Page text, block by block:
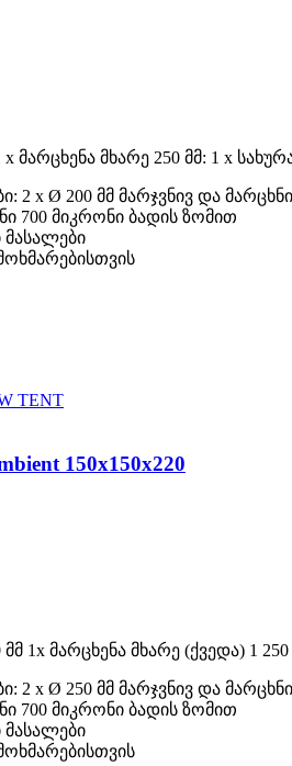
x მარცხენა მხარე 250 მმ: 1 x
2 x Ø 200 მმ მარჯვნივ და
700 მიკრონი ბადის ზომით
მასალები
150x150x220
მმ 1x მარცხენა მხარე (ქვედა) 1
2 x Ø 250 მმ მარჯვნივ და
700 მიკრონი ბადის ზომით
მასალები